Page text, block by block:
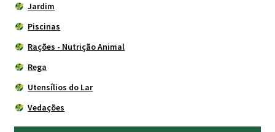
Jardim
Piscinas
Rações - Nutrição Animal
Rega
Utensílios do Lar
Vedações